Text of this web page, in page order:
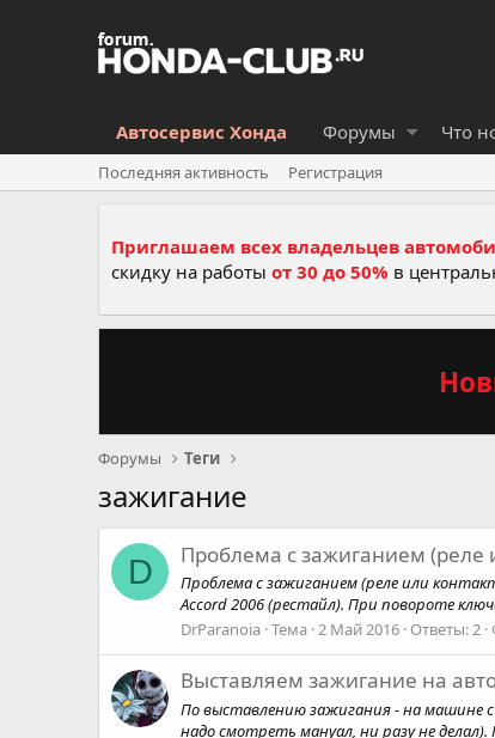
Автосервис Хонда Форумы Что
Последняя активность Регистрация
Приглашаем всех владельцев
скидку на работы от 30 до 50% в
Форумы Теги
зажигание
D Проблема с зажиганием (реле
Проблема с зажиганием (реле или
Accord 2006 (рестайл). При повороте
DrParanoia Тема 2 Май 2016 Ответы: 2
Выставляем зажигание на
По выставлению зажигания - на машине с
надо смотреть мануал, ни разу не